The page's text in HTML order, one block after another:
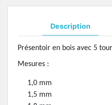
Description
Présentoir en bois avec 5
Mesures :
1,0 mm
1,5 mm